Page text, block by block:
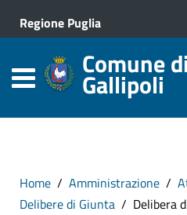
Regione Puglia
Comune di
Gallipoli
Home Amministrazione
Delibere di Giunta
Delibera